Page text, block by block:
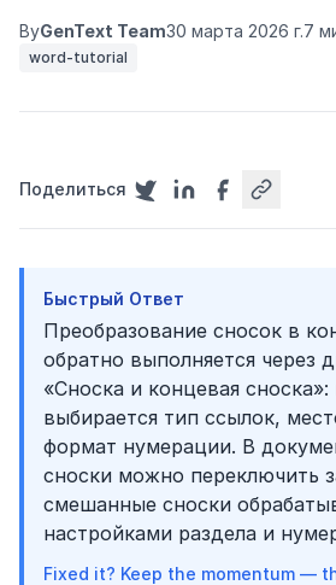
ByGenText Team30 марта 2026 г.7
word-tutorial
Поделиться
Быстрый Ответ
Преобразование сносок в
обратно выполняется через
«Сноска и концевая
выбирается тип ссылок,
формат нумерации. В
сноски можно переключить
смешанные сноски
настройками раздела и
Fixed it? Keep the momentum —